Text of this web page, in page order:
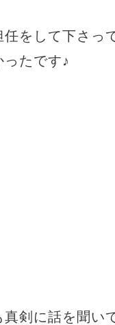
をして下さっ
たです♪
剣に話を聞い